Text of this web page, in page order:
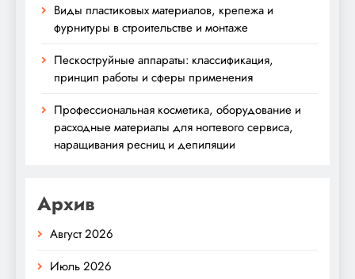
Виды пластиковых материалов, крепежа и
фурнитуры в строительстве и монтаже
Пескоструйные аппараты: классификация,
принцип работы и сферы применения
Профессиональная косметика, оборудование и
расходные материалы для ногтевого сервиса,
наращивания ресниц и депиляции
Архив
Август 2026
Июль 2026